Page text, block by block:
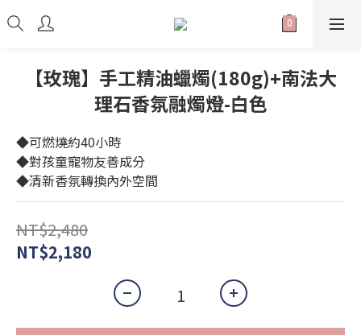
【玫瑰】手工精油蠟燭(180g)+南法大
理石香氛融燭燈-白色
◆可燃燒約40小時
◆對孩童寵物友善成分
◆清新香氛轉換內外空間
NT$2,480
NT$2,180